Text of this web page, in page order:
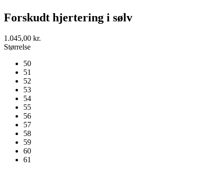
Forskudt hjertering i sølv
1.045,00 kr.
Størrelse
50
51
52
53
54
55
56
57
58
59
60
61